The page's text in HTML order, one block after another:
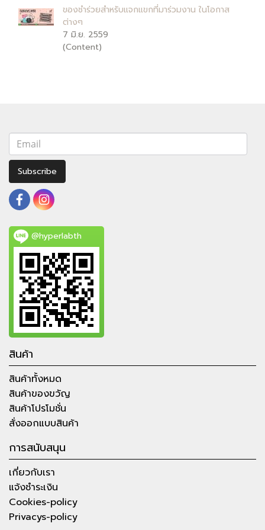
ของชำร่วยสำหรับแจกแขกที่มาร่วมงาน ในโอกาส
ต่างๆ
7 มิ.ย. 2559
(Content)
Subscribe
@hyperlabth
สินค้า
สินค้าทั้งหมด
สินค้าของขวัญ
สินค้าโปรโมชั่น
สั่งออกแบบสินค้า
การสนับสนุน
เกี่ยวกับเรา
แจ้งชำระเงิน
Cookies-policy
Privacys-policy